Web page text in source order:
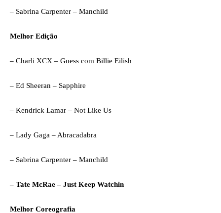
– Sabrina Carpenter – Manchild
Melhor Edição
– Charli XCX – Guess com Billie Eilish
– Ed Sheeran – Sapphire
– Kendrick Lamar – Not Like Us
– Lady Gaga – Abracadabra
– Sabrina Carpenter – Manchild
– Tate McRae – Just Keep Watchin
Melhor Coreografia